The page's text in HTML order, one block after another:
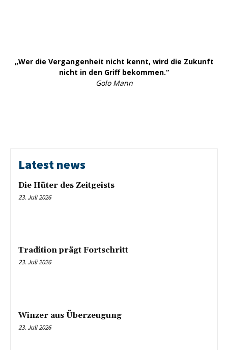
„Wer die Vergangenheit nicht kennt, wird die Zukunft
nicht in den Griff bekommen.“
Golo Mann
Latest news
Die Hüter des Zeitgeists
23. Juli 2026
Tradition prägt Fortschritt
23. Juli 2026
Winzer aus Überzeugung
23. Juli 2026